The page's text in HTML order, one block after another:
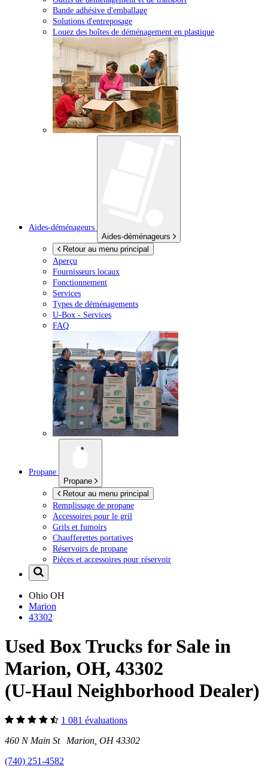
Bande adhésive d'emballage
Solutions d'entreposage
Louez des boîtes de déménagement en plastique
Aides-déménageurs
Aides-déménageurs
Retour au menu principal
Aperçu
Fournisseurs locaux
Fonctionnement
Services
Types de déménagements
U-Box - Services
FAQ
Propane
Propane
Retour au menu principal
Remplissage de propane
Accessoires pour le gril
Grils et fumoirs
Chaufferettes portatives
Réservoirs de propane
Pièces et accessoires pour réservoir
Ohio OH
Marion
43302
Used Box Trucks for Sale in
Marion, OH, 43302
(U-Haul Neighborhood Dealer)
1 081 évaluations
460 N Main St Marion, OH 43302
(740) 251-4582